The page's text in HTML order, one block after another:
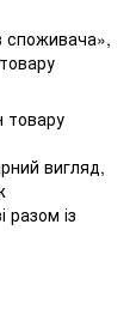
споживача»,
товару
вигляд,
разом із